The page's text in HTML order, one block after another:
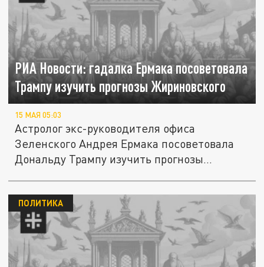
РИА Новости: гадалка Ермака посоветовала
Трампу изучить прогнозы Жириновского
15 МАЯ 05:03
Астролог экс-руководителя офиса
Зеленского Андрея Ермака посоветовала
Дональду Трампу изучить прогнозы...
ПОЛИТИКА